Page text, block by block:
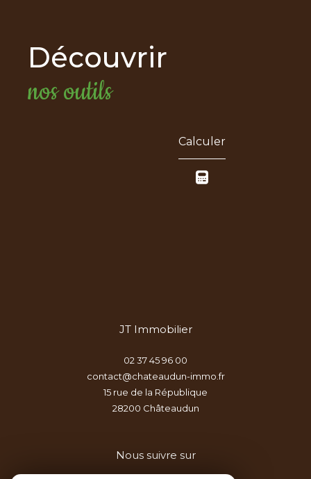
découvrir
nos outils
Calculer
JT Immobilier
02 37 45 96 00
contact@chateaudun-immo.fr
15 rue de la République
28200
châteaudun
Nous suivre sur